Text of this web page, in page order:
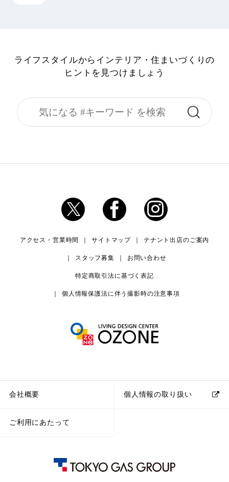
ライフスタイルからインテリア・住まいづくりの
ヒントを見つけましょう
アクセス・営業時間 サイトマップ テナント出店のご案内
スタッフ募集 お問い合わせ
特定商取引法に基づく表記
個人情報保護法に伴う撮影時の注意事項
会社概要 個人情報の取り扱い
ご利用にあたって